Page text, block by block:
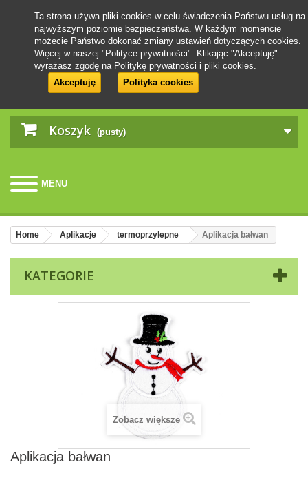
Koszyk (pusty)
MENU
Ta strona używa pliki cookies w celu świadczenia Państwu usług na
najwyższym poziomie bezpieczeństwa. W każdym momencie
możecie Państwo dokonać zmiany ustawień dotyczących cookies.
Więcej w naszej "Polityce prywatności". Klikając "Akceptuję"
wyrażasz zgodę na Politykę prywatności i pliki cookies.
Akceptuję
Polityka cookies
Home Aplikacje termoprzylepne Aplikacja bałwan
KATEGORIE
Zobacz większe
Aplikacja bałwan